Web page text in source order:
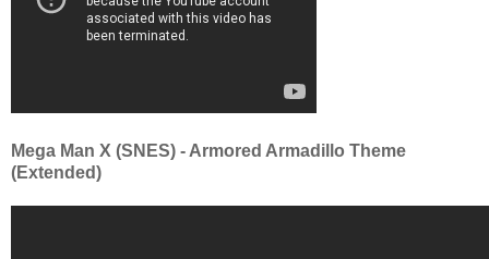
Mega Man X (SNES) - Armored Armadillo Theme
(Extended)